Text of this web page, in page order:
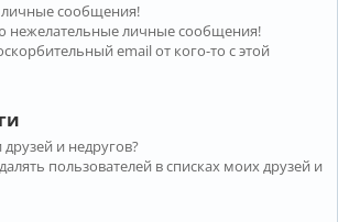
сообщения!
нежелательные личные сообщения!
email от кого-то с этой
и недругов?
пользователей в списках моих друзей и